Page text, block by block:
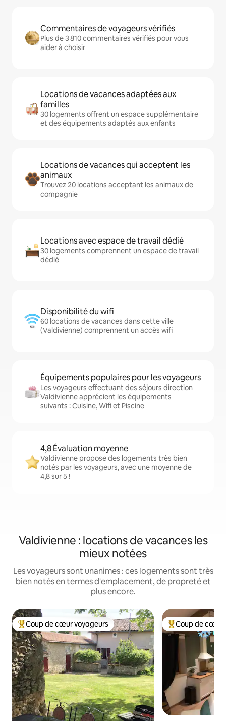
Commentaires de voyageurs vérifiés
Plus de 3 810 commentaires vérifiés pour vous
aider à choisir
Locations de vacances adaptées aux
familles
30 logements offrent un espace supplémentaire
et des équipements adaptés aux enfants
Locations de vacances qui acceptent les
animaux
Trouvez 20 locations acceptant les animaux de
compagnie
Locations avec espace de travail dédié
30 logements comprennent un espace de travail
dédié
Disponibilité du wifi
60 locations de vacances dans cette ville
(Valdivienne) comprennent un accès wifi
Équipements populaires pour les voyageurs
Les voyageurs effectuant des séjours direction
Valdivienne apprécient les équipements
suivants : Cuisine, Wifi et Piscine
4,8 Évaluation moyenne
Valdivienne propose des logements très bien
notés par les voyageurs, avec une moyenne de
4,8 sur 5 !
Valdivienne : locations de vacances les
mieux notées
Les voyageurs sont unanimes : ces logements sont très
bien notés en termes d'emplacement, de propreté et
plus encore.
Coups de cœur voyageurs les plus appréciés
Coup de cœur voyageurs Coups de cœur
Coup de cœur